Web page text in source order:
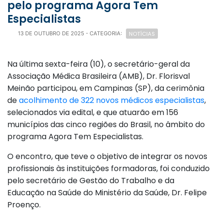
pelo programa Agora Tem
Especialistas
13 DE OUTUBRO DE 2025 - CATEGORIA: NOTÍCIAS
Na última sexta-feira (10), o secretário-geral da
Associação Médica Brasileira (AMB), Dr. Florisval
Meinão participou, em Campinas (SP), da cerimônia
deacolhimento de 322 novos médicos especialistas,
selecionados via edital, e que atuarão em 156
municípios das cinco regiões do Brasil, no âmbito do
programa Agora Tem Especialistas.
O encontro, que teve o objetivo de integrar os novos
profissionais às instituições formadoras, foi conduzido
pelo secretário de Gestão do Trabalho e da
Educação na Saúde do Ministério da Saúde, Dr. Felipe
Proenço.